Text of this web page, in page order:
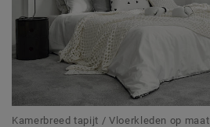
Kamerbreed tapijt / Vloerkleden op maat